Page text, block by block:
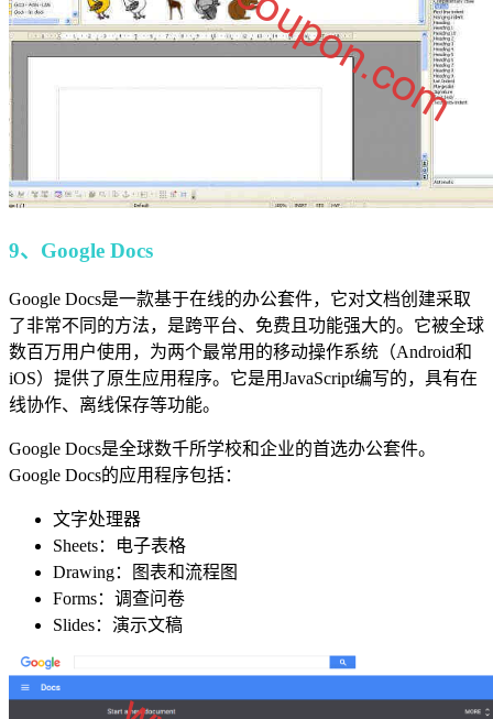
9、 Google Docs
Google Docs是一款基于在线的办公套件，它对文档创建采取
了非常不同的方法，是跨平台、免费且功能强大的。它被全球
数百万用户使用，为两个最常用的移动操作系统（Android和
iOS）提供了原生应用程序。它是用JavaScript编写的，具有在
线协作、离线保存等功能。
Google Docs是全球数千所学校和企业的首选办公套件。
Google Docs的应用程序包括：
文字处理器
Sheets：电子表格
Drawing：图表和流程图
Forms：调查问卷
Slides：演示文稿